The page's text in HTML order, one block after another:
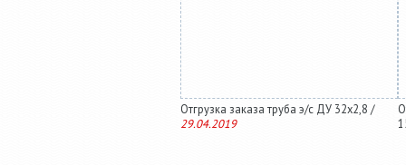
Отгрузка заказа труба э/с ДУ 32х2,8 /
29.04.2019